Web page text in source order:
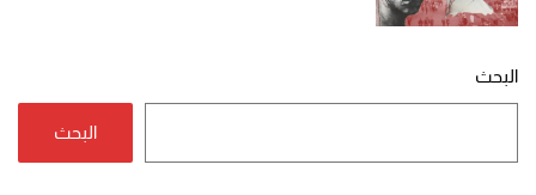
البحث
البحث